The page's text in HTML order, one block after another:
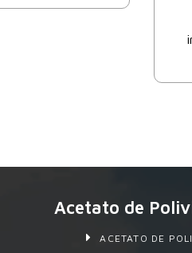
Acetato de
ACETATO DE